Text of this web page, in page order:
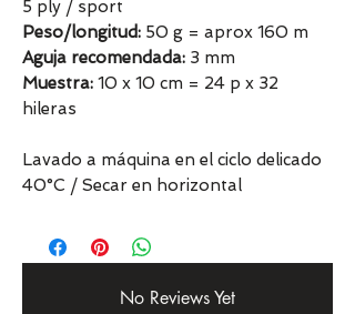
5 ply / sport
Peso/longitud: 50 g = aprox 160 m
Aguja recomendada: 3 mm
Muestra: 10 x 10 cm = 24 p x 32
hileras
Lavado a máquina en el ciclo delicado
40°C / Secar en horizontal
No Reviews Yet